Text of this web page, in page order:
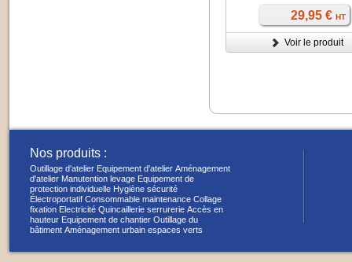
29,95 € HT
Voir le produit
Nos produits :
Outillage d'atelier Equipement d'atelier Aménagement
d'atelier Manutention levage Equipement de
protection individuelle Hygiène sécurité
Électroportatif Consommable maintenance Collage
fixation Electricité Quincaillerie serrurerie Accès en
hauteur Equipement de chantier Outillage du
bâtiment Aménagement urbain espaces verts